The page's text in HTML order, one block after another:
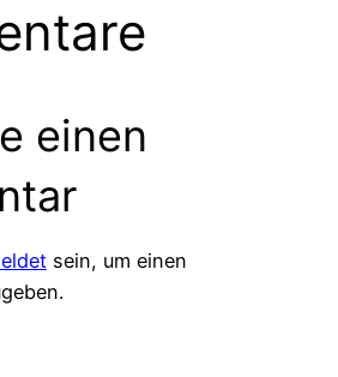
einen
sein, um einen